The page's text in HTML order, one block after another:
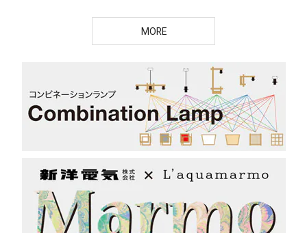
MORE